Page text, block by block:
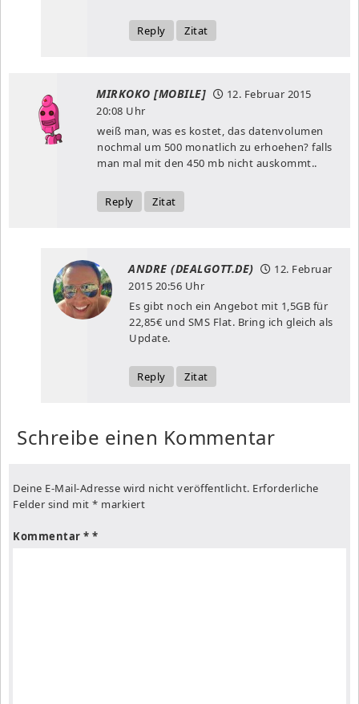
Reply Zitat
MIRKOKO [MOBILE]
12. Februar 2015
20:08 Uhr
weiß man, was es kostet, das datenvolumen
nochmal um 500 monatlich zu erhoehen? falls
man mal mit den 450 mb nicht auskommt..
Reply Zitat
ANDRE (DEALGOTT.DE)
12. Februar
2015 20:56 Uhr
Es gibt noch ein Angebot mit 1,5GB für
22,85€ und SMS Flat. Bring ich gleich als
Update.
Reply Zitat
Schreibe einen Kommentar
Deine E-Mail-Adresse wird nicht veröffentlicht. Erforderliche
Felder sind mit * markiert
Kommentar *